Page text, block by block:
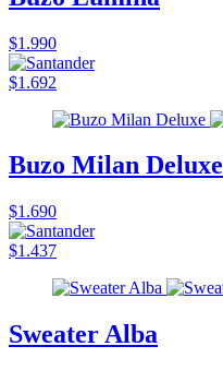
$1.990
$1.692
Buzo Milan Deluxe
$1.690
$1.437
Sweater Alba